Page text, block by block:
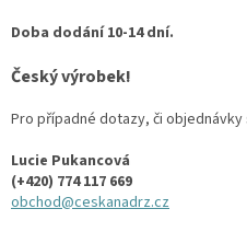
Doba dodání 10-14 dní.
Český výrobek!
Pro případné dotazy, či
Lucie Pukancová
(+420) 774 117 669
obchod@ceskanadrz.cz